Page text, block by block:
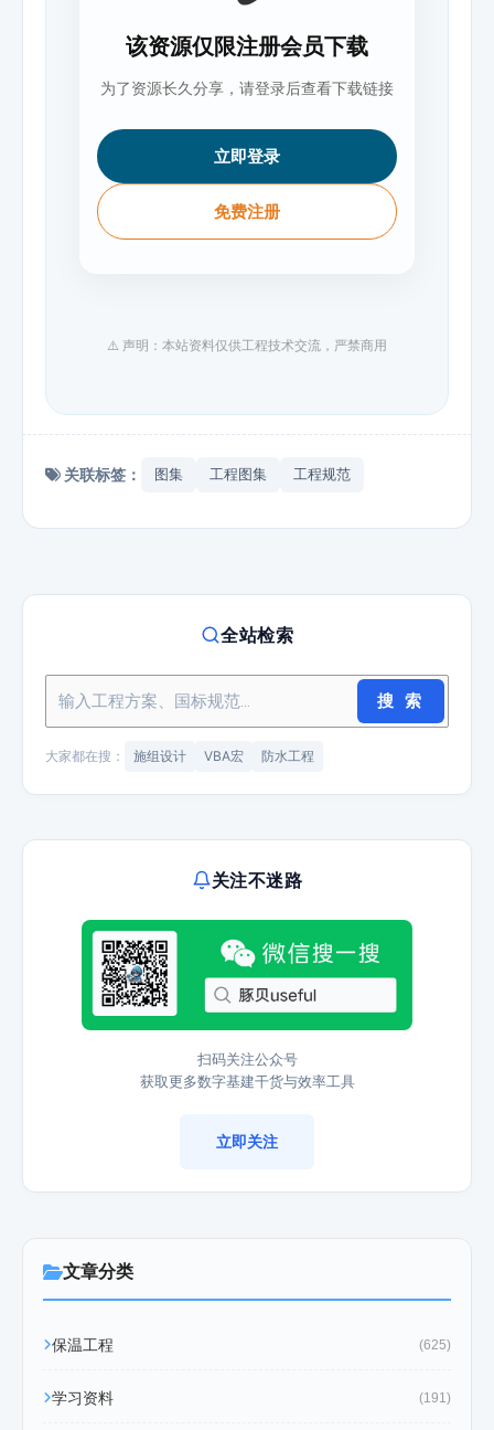
该资源仅限注册会员下载
为了资源长久分享，请登录后查看下载链接
立即登录
免费注册
⚠️ 声明：本站资料仅供工程技术交流，严禁商用
关联标签： 图集 工程图集 工程规范
全站检索
搜 索
大家都在搜： 施组设计 VBA宏 防水工程
关注不迷路
扫码关注公众号
获取更多数字基建干货与效率工具
立即关注
文章分类
保温工程 (625)
学习资料 (191)